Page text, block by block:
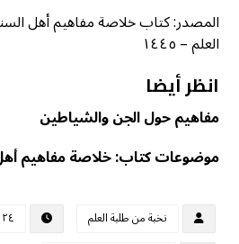
المصدر: كتاب خلاصة مفاهيم أهل
العلم – ١٤٤٥
انظر أيضا
مفاهيم حول الجن والشياطين
موضوعات كتاب: خلاصة مفاهيم
نخبة من طلبة العلم